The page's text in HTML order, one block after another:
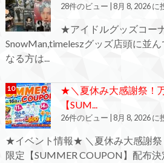
28件のビュー 8月 8, 2026 に
★アイドルグッズコー
SnowMan,timeleszグッズ店頭に並
なる方は...
★＼夏休み大感謝祭！
【SUM...
26件のビュー 8月 8, 2026 に
★イベント情報★ ＼夏休み大感謝祭
限定【SUMMER COUPON】配布